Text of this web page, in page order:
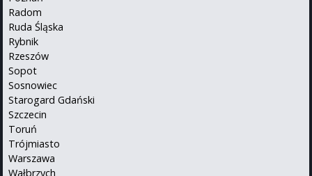
Radom
Ruda Śląska
Rybnik
Rzeszów
Sopot
Sosnowiec
Starogard Gdański
Szczecin
Toruń
Trójmiasto
Warszawa
Wałbrzych